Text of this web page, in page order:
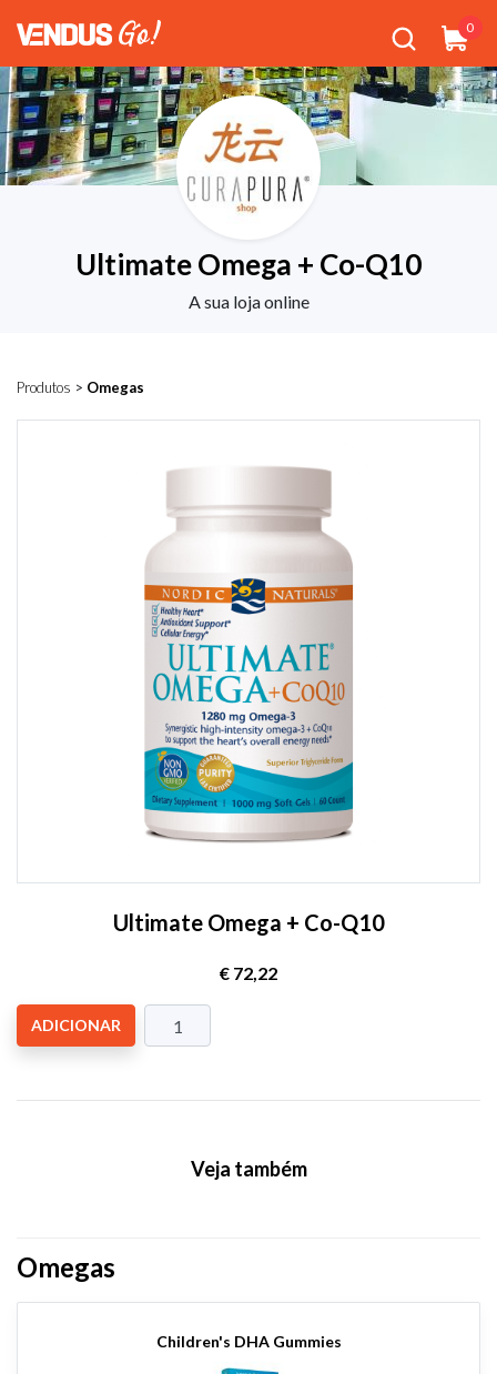
0
Ultimate Omega + Co-Q10
A sua loja online
Produtos > Omegas
Ultimate Omega + Co-Q10
€ 72,22
ADICIONAR
Veja também
Omegas
Children's DHA Gummies